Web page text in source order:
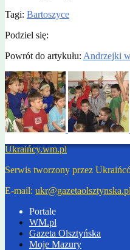
Tagi: Bartoszyce
Podziel się:
Powrót do artykułu: Andrzejki
Ukraińcy.wm.pl
Serwis tworzony przez
E-mail: ukr@gazetaolsztynska.pl
Portale
WM.pl
Gazeta Olsztyńska
Moje Mazury